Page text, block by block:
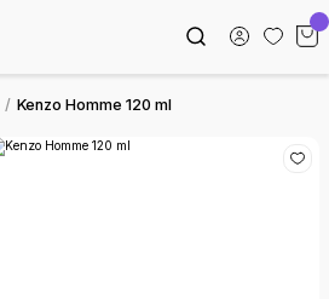
Kenzo Homme 120 ml